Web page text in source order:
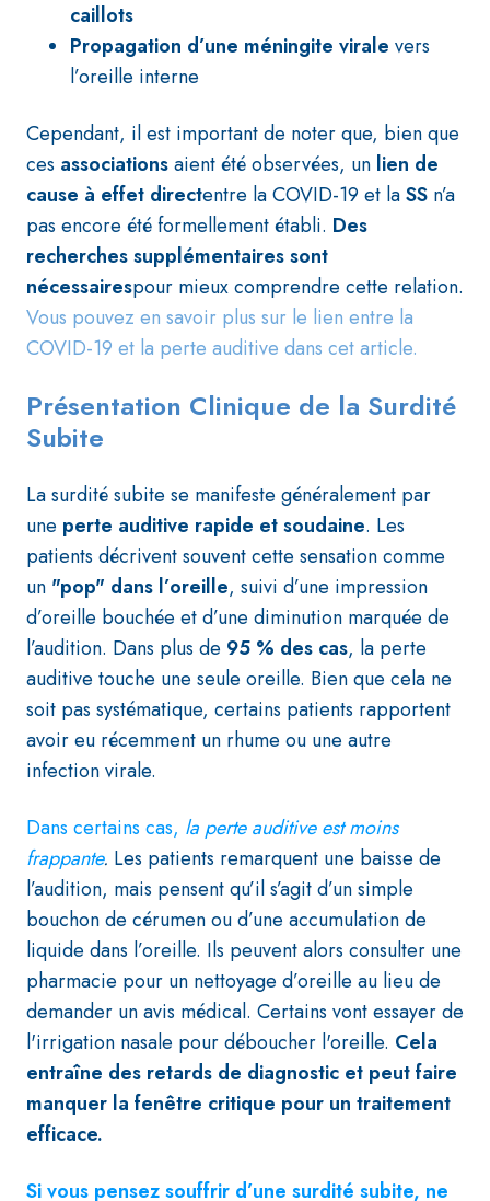
caillots
Propagation d’une méningite virale vers
l’oreille interne
Cependant, il est important de noter que, bien que
ces associationsaient été observées, un lien de
cause à effet directentre la COVID-19 et laSS n’a
pas encore été formellement établi. Des
recherches supplémentaires sont
nécessairespour mieux comprendre cette relation.
Vous pouvez en savoir plus sur le lien entre la
COVID-19 et la perte auditive dans cet article.
Présentation Clinique de la Surdité
Subite
La surdité subite se manifeste généralement par
une perte auditive rapide et soudaine. Les
patients décrivent souvent cette sensation comme
un "pop" dans l’oreille, suivi d’une impression
d’oreille bouchée et d’une diminution marquée de
l’audition. Dans plus de 95 % des cas, la perte
auditive touche une seule oreille. Bien que cela ne
soit pas systématique, certains patients rapportent
avoir eu récemment un rhume ou une autre
infection virale.
Dans certains cas, la perte auditive est moins
frappante. Les patients remarquent une baisse de
l’audition, mais pensent qu’il s’agit d’un simple
bouchon de cérumen ou d’une accumulation de
liquide dans l’oreille. Ils peuvent alors consulter une
pharmacie pour un nettoyage d’oreille au lieu de
demander un avis médical. Certains vont essayer de
l'irrigation nasale pour déboucher l'oreille. Cela
entraîne des retards de diagnostic et peut faire
manquer la fenêtre critique pour un traitement
efficace.
Si vous pensez souffrir d’une surdité subite, ne